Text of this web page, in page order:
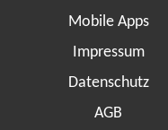
Mobile Apps
Impressum
Datenschutz
AGB